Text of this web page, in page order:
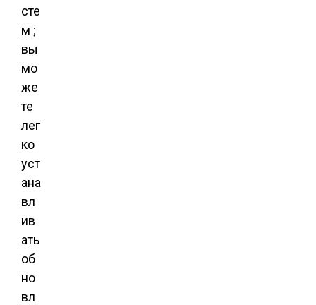
сте
м ;
вы
мо
же
те
лег
ко
уст
ана
вл
ив
ать
об
но
вл